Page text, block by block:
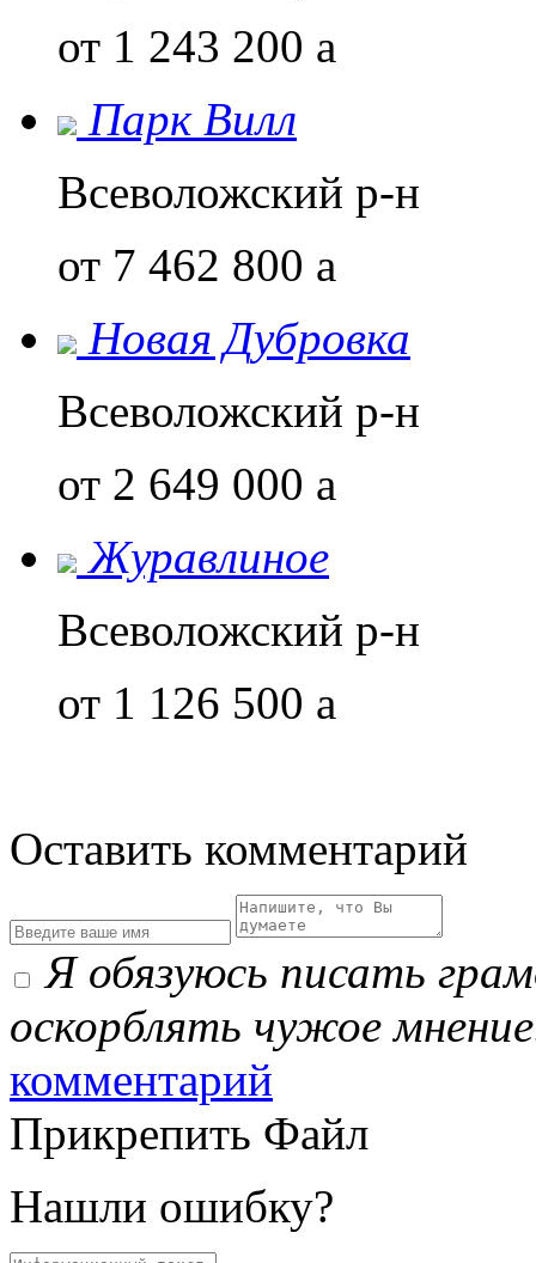
от 1 243 200 a
Парк Вилл
Всеволожский р-н
от 7 462 800 a
Новая Дубровка
Всеволожский р-н
от 2 649 000 a
Журавлиное
Всеволожский р-н
от 1 126 500 a
Оставить комментарий
Я обязуюсь писать
оскорблять чужое
комментарий
Прикрепить Файл
Нашли ошибку?